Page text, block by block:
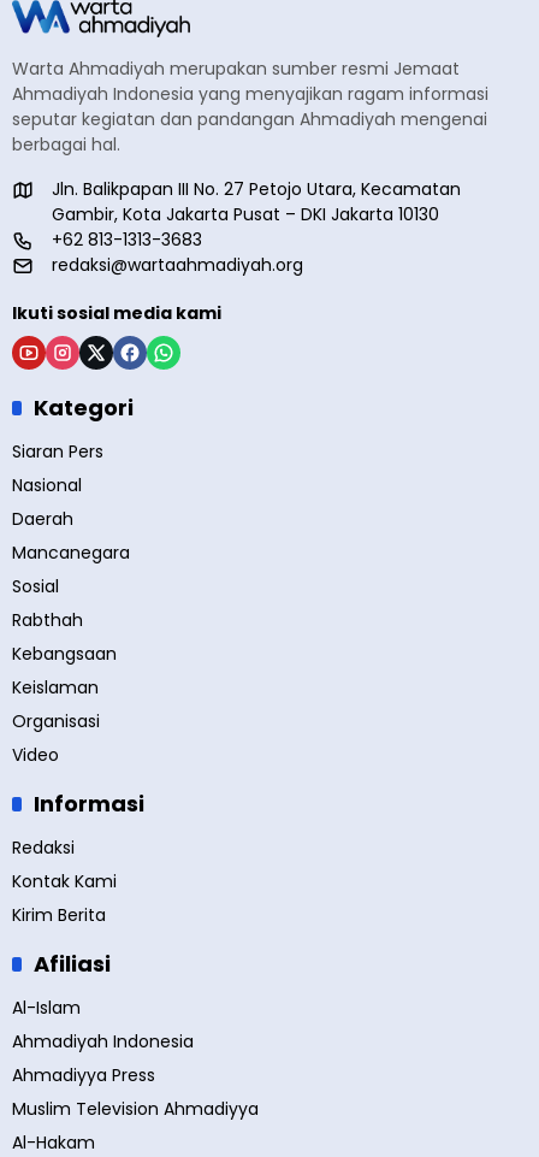
Warta Ahmadiyah merupakan sumber resmi Jemaat
Ahmadiyah Indonesia yang menyajikan ragam informasi
seputar kegiatan dan pandangan Ahmadiyah mengenai
berbagai hal.
Jln. Balikpapan III No. 27 Petojo Utara, Kecamatan
Gambir, Kota Jakarta Pusat – DKI Jakarta 10130
+62 813-1313-3683
redaksi@wartaahmadiyah.org
Ikuti sosial media kami
Kategori
Siaran Pers
Nasional
Daerah
Mancanegara
Sosial
Rabthah
Kebangsaan
Keislaman
Organisasi
Video
Informasi
Redaksi
Kontak Kami
Kirim Berita
Afiliasi
Al-Islam
Ahmadiyah Indonesia
Ahmadiyya Press
Muslim Television Ahmadiyya
Al-Hakam